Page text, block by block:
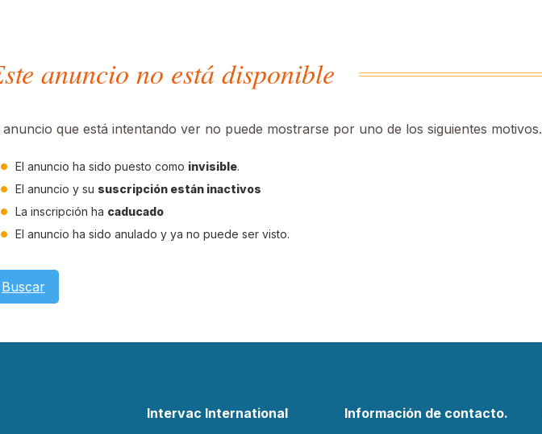
anuncio no está disponible
anuncio que está intentando ver no puede mostrarse por uno de los siguientes motivos.
El anuncio ha sido puesto como invisible.
El anuncio y su suscripción están inactivos
La inscripción ha caducado
El anuncio ha sido anulado y ya no puede ser visto.
Buscar
Intervac International Información de contacto.